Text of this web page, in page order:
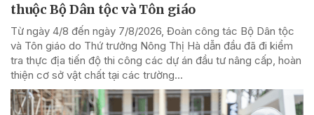
thuộc Bộ Dân tộc và Tôn giáo
Từ ngày 4/8 đến ngày 7/8/2026, Đoàn công tác Bộ Dân tộc
và Tôn giáo do Thứ trưởng Nông Thị Hà dẫn đầu đã đi kiểm
tra thực địa tiến độ thi công các dự án đầu tư nâng cấp, hoàn
thiện cơ sở vật chất tại các trường...